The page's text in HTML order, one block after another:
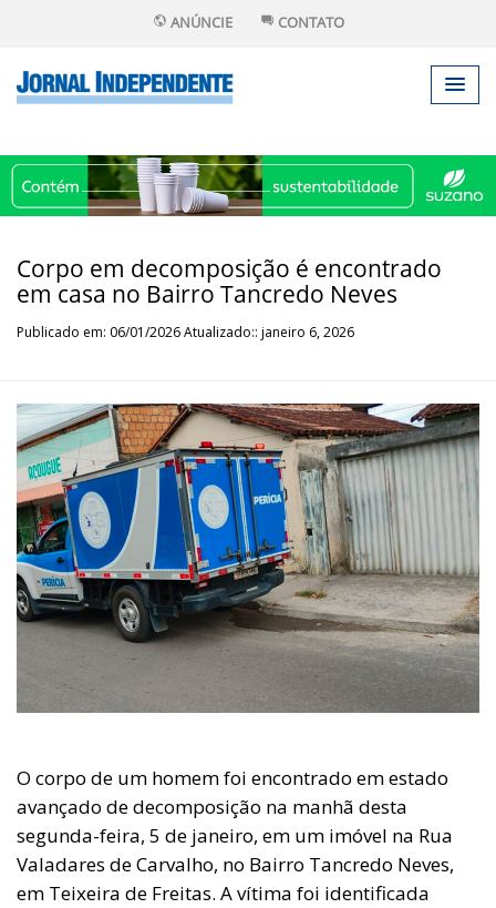
ANÚNCIE CONTATO
Corpo em decomposição é encontrado
em casa no Bairro Tancredo Neves
Publicado em: 06/01/2026 Atualizado:: janeiro 6, 2026
O corpo de um homem foi encontrado em estado
avançado de decomposição na manhã desta
segunda-feira, 5 de janeiro, em um imóvel na Rua
Valadares de Carvalho, no Bairro Tancredo Neves,
em Teixeira de Freitas. A vítima foi identificada